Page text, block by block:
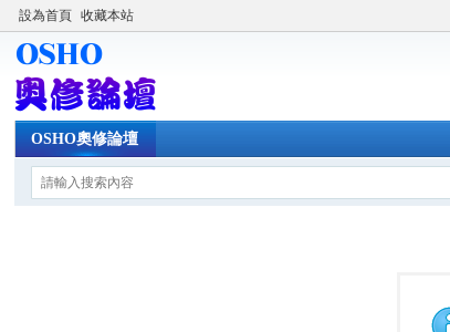
設為首頁 收藏本站
OSHO奧修論壇